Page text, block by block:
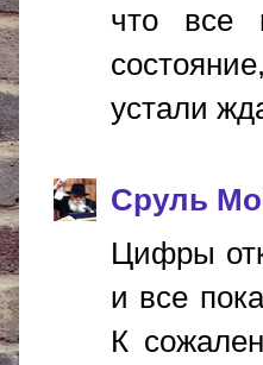
что все
устали
Сруль
Цифры
и все
К